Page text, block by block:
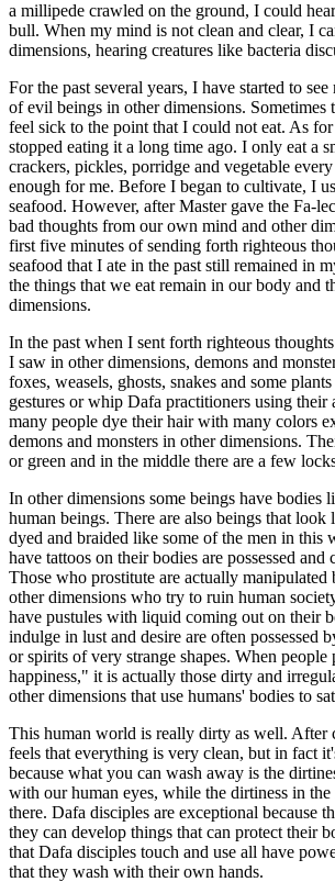
a millipede crawled on the ground, I could
bull. When my mind is not clean and clear, I
dimensions, hearing creatures like bacteria
For the past several years, I have started to
of evil beings in other dimensions. Sometimes
feel sick to the point that I could not eat. As
stopped eating it a long time ago. I only eat a
crackers, pickles, porridge and vegetable
enough for me. Before I began to cultivate, I
seafood. However, after Master gave the Fa-
bad thoughts from our own mind and other
first five minutes of sending forth righteous
seafood that I ate in the past still remained in
the things that we eat remain in our body and
dimensions.
In the past when I sent forth righteous
I saw in other dimensions, demons and
foxes, weasels, ghosts, snakes and some
gestures or whip Dafa practitioners using their
many people dye their hair with many colors
demons and monsters in other dimensions.
or green and in the middle there are a few
In other dimensions some beings have bodies
human beings. There are also beings that
dyed and braided like some of the men in this
have tattoos on their bodies are possessed
Those who prostitute are actually manipulated
other dimensions who try to ruin human
have pustules with liquid coming out on their
indulge in lust and desire are often possessed
or spirits of very strange shapes. When people
happiness," it is actually those dirty and
other dimensions that use humans' bodies to
This human world is really dirty as well. After
feels that everything is very clean, but in fact
because what you can wash away is the
with our human eyes, while the dirtiness in
there. Dafa disciples are exceptional because
they can develop things that can protect their
that Dafa disciples touch and use all have
that they wash with their own hands.